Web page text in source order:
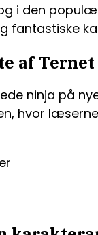
i den
fantastiske
af Ternet
ninja på
hvor